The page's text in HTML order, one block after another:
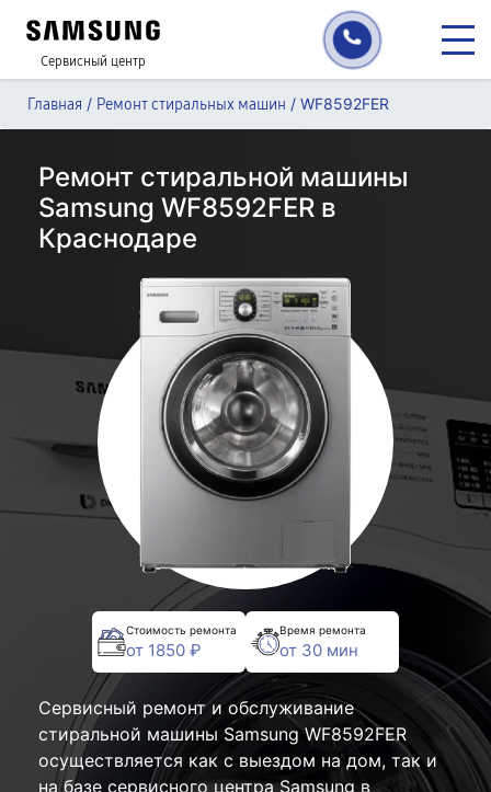
Сервисный центр
Главная / Ремонт стиральных машин / WF8592FER
Ремонт стиральной машины
Samsung WF8592FER в
Краснодаре
Стоимость ремонта
от 1850 ₽
Время ремонта
от 30 мин
Сервисный ремонт и обслуживание
стиральной машины Samsung WF8592FER
осуществляется как с выездом на дом, так и
на базе сервисного центра Samsung в